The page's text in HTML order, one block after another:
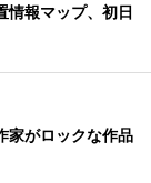
情報マップ、初日
がロックな作品